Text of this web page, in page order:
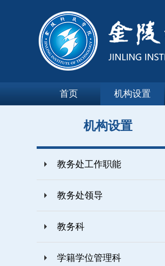
首页 机构设置
机构设置
教务处工作职能
教务处领导
教务科
学籍学位管理科